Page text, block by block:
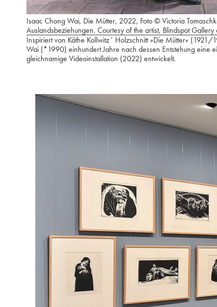
Isaac Chong Wai, Die Mütter, 2022, Foto © Victoria
Auslandsbeziehungen. Courtesy of the artist, Blindspot
Inspiriert von Käthe Kollwitz´ Holzschnitt »Die Mütter« (1921/
Wai (*1990) einhundert Jahre nach dessen Entstehung eine
gleichnamige Videoinstallation (2022) entwickelt.